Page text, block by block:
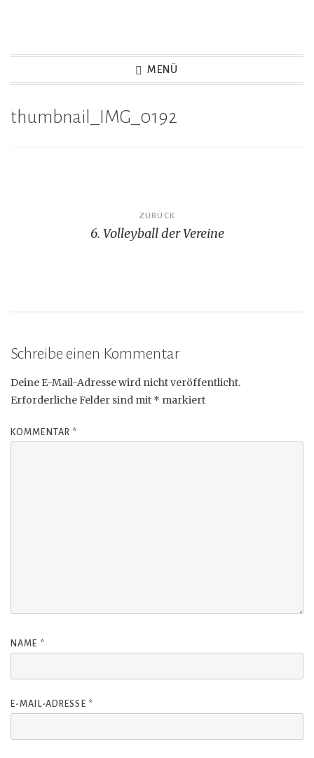
MENÜ
thumbnail_IMG_0192
Beitragsnavigation
ZURÜCK
6. Volleyball der Vereine
Schreibe einen Kommentar
Deine E-Mail-Adresse wird nicht veröffentlicht.
Erforderliche Felder sind mit * markiert
KOMMENTAR *
NAME *
E-MAIL-ADRESSE *